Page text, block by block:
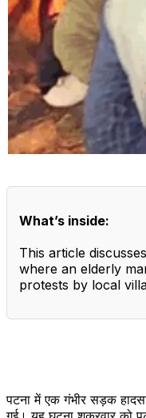
What’s inside:
This article
where an elderly
protests by local
पटना में एक गंभीर सड़क